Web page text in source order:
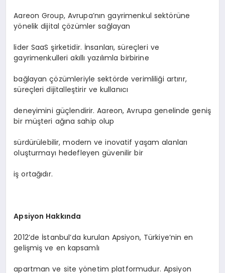
Aareon Group, Avrupa’nın gayrimenkul sektörüne
yönelik dijital çözümler sağlayan
lider SaaS şirketidir. İnsanları, süreçleri ve
gayrimenkulleri akıllı yazılımla birbirine
bağlayan çözümleriyle sektörde verimliliği artırır,
süreçleri dijitalleştirir ve kullanıcı
deneyimini güçlendirir. Aareon, Avrupa genelinde geniş
bir müşteri ağına sahip olup
sürdürülebilir, modern ve inovatif yaşam alanları
oluşturmayı hedefleyen güvenilir bir
iş ortağıdır.
Apsiyon Hakkında
2012’de İstanbul’da kurulan Apsiyon, Türkiye’nin en
gelişmiş ve en kapsamlı
apartman ve site yönetim platformudur. Apsiyon